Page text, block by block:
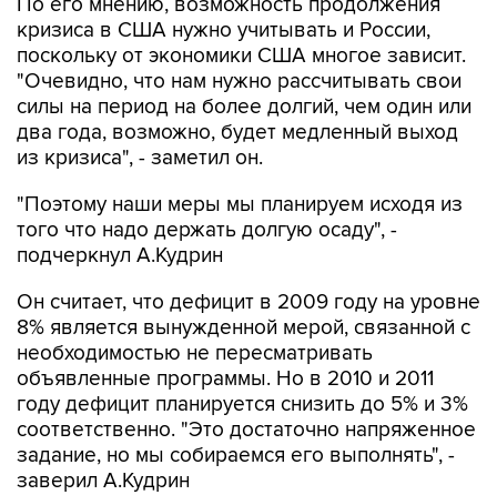
кризиса в США нужно учитывать и России,
поскольку от экономики США многое зависит.
"Очевидно, что нам нужно рассчитывать свои
силы на период на более долгий, чем один или
два года, возможно, будет медленный выход
из кризиса", - заметил он.
"Поэтому наши меры мы планируем исходя из
того что надо держать долгую осаду", -
подчеркнул А.Кудрин
Он считает, что дефицит в 2009 году на уровне
8% является вынужденной мерой, связанной с
необходимостью не пересматривать
объявленные программы. Но в 2010 и 2011
году дефицит планируется снизить до 5% и 3%
соответственно. "Это достаточно напряженное
задание, но мы собираемся его выполнять", -
заверил А.Кудрин